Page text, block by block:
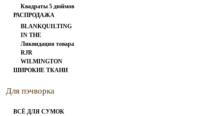
Квадраты 5 дюймов
РАСПРОДАЖА
BLANKQUILTING
IN THE
BEGINNING
Ликвидация товара
RJR
WILMINGTON
ШИРОКИЕ ТКАНИ
Для пэчворка
ВСЁ ДЛЯ СУМОК